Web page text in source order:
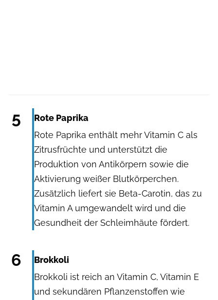
5
Rote Paprika
Rote Paprika enthält mehr Vitamin C als
Zitrusfrüchte und unterstützt die
Produktion von Antikörpern sowie die
Aktivierung weißer Blutkörperchen.
Zusätzlich liefert sie Beta-Carotin, das zu
Vitamin A umgewandelt wird und die
Gesundheit der Schleimhäute fördert.
6
Brokkoli
Brokkoli ist reich an Vitamin C, Vitamin E
und sekundären Pflanzenstoffen wie